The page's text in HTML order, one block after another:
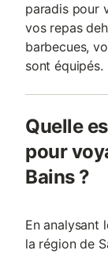
paradis pour
vos repas
barbecues,
sont équipés.
Quelle
pour
Bains ?
En analysant
la région de